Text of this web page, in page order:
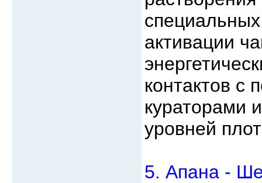
специальных
активации
контактов с
кураторами
уровней
5. Апана -